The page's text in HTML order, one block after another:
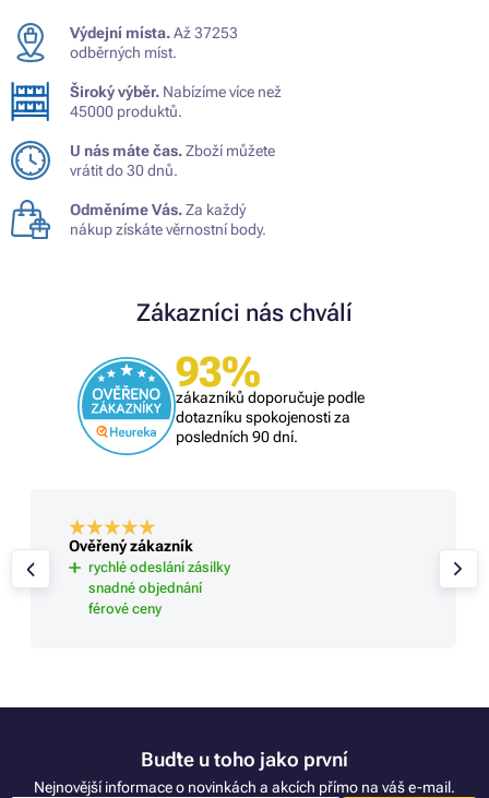
Výdejní místa.Až 37253
odběrných míst.
Široký výběr. Nabízíme více než
45000 produktů.
U nás máte čas.Zboží můžete
vrátit do 30 dnů.
Odměníme Vás.Za každý
nákup získáte věrnostní body.
Zákazníci nás chválí
93%
zákazníků doporučuje podle
dotazníku spokojenosti za
posledních 90 dní.
Ověřený zákazník
rychlé odeslání zásilky
snadné objednání
férové ceny
Buďte u toho jako první
Nejnovější informace o novinkách a akcích přímo na váš e-mail.